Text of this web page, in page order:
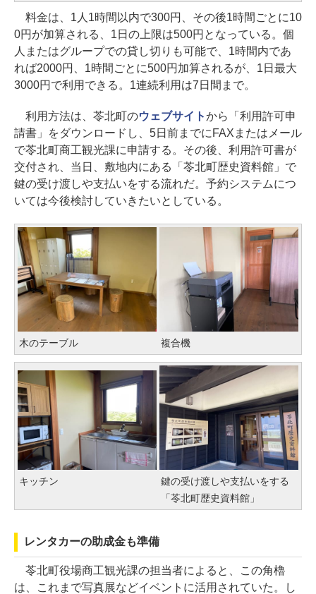
料金は、1人1時間以内で300円、その後1時間ごとに10
0円が加算される、1日の上限は500円となっている。個
人またはグループでの貸し切りも可能で、1時間内であ
れば2000円、1時間ごとに500円加算されるが、1日最大
3000円で利用できる。1連続利用は7日間まで。
利用方法は、苓北町のウェブサイトから「利用許可申
請書」をダウンロードし、5日前までにFAXまたはメール
で苓北町商工観光課に申請する。その後、利用許可書が
交付され、当日、敷地内にある「苓北町歴史資料館」で
鍵の受け渡しや支払いをする流れだ。予約システムにつ
いては今後検討していきたいとしている。
木のテーブル 複合機
キッチン
鍵の受け渡しや支払いをする
「苓北町歴史資料館」
レンタカーの助成金も準備
苓北町役場商工観光課の担当者によると、この角櫓
は、これまで写真展などイベントに活用されていた。し